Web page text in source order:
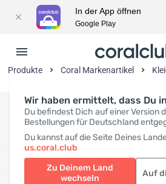
Wir haben ermittelt, dass Du
Du befindest Dich auf einer Version
Bestellungen für Deutschland
Du kannst auf die Seite Deines
us.coral.club
Zu Deinem Land
wechseln
Auf
Produkte Coral Markenartikel
In der App öffnen
Google Play